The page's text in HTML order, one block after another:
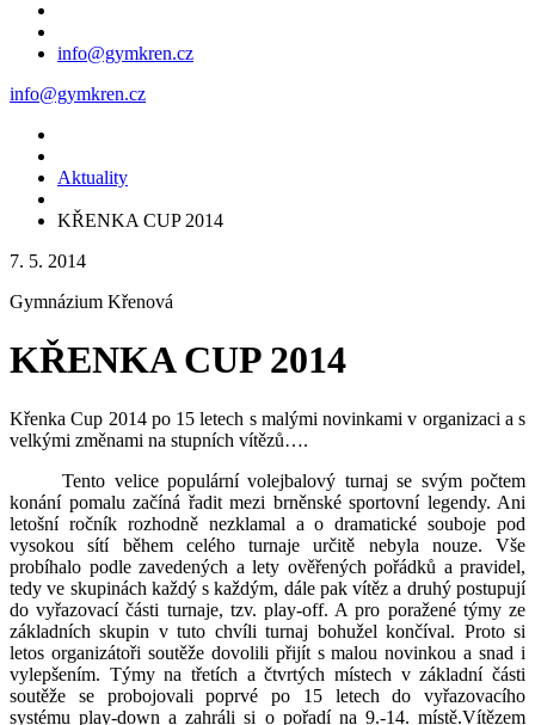
info@gymkren.cz
info@gymkren.cz
Aktuality
KŘENKA CUP 2014
7. 5. 2014
Gymnázium Křenová
KŘENKA CUP 2014
Křenka Cup 2014 po 15 letech s malými novinkami v organizaci a s
velkými změnami na stupních vítězů….
Tento velice populární volejbalový turnaj se svým počtem
konání pomalu začíná řadit mezi brněnské sportovní legendy. Ani
letošní ročník rozhodně nezklamal a o dramatické souboje pod
vysokou sítí během celého turnaje určitě nebyla nouze. Vše
probíhalo podle zavedených a lety ověřených pořádků a pravidel,
tedy ve skupinách každý s každým, dále pak vítěz a druhý postupují
do vyřazovací části turnaje, tzv. play-off. A pro poražené týmy ze
základních skupin v tuto chvíli turnaj bohužel končíval. Proto si
letos organizátoři soutěže dovolili přijít s malou novinkou a snad i
vylepšením. Týmy na třetích a čtvrtých místech v základní části
soutěže se probojovali poprvé po 15 letech do vyřazovacího
systému play-down a zahráli si o pořadí na 9.-14. místě.Vítězem